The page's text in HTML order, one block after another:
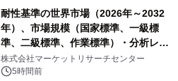
耐性基準の世界市場（2026年～2032
年）、市場規模（国家標準、一級標
準、二級標準、作業標準）・分析レポ
ートを発表
株式会社マーケットリサーチセンター
5時間前